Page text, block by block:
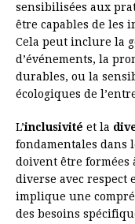
sensibilisées aux
être capables de les
Cela peut inclure la
d’événements, la
durables, ou la
écologiques de
L’inclusivité et la
fondamentales dans
doivent être
diverse avec respect
implique une
des besoins